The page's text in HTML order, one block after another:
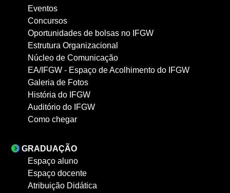
Eventos
Concursos
Oportunidades de bolsas no IFGW
Estrutura Organizacional
Núcleo de Comunicação
EA/IFGW - Espaço de Acolhimento do IFGW
Galeria de Fotos
História do IFGW
Auditório do IFGW
Como chegar
GRADUAÇÃO
Espaço aluno
Espaço docente
Atribuição Didática